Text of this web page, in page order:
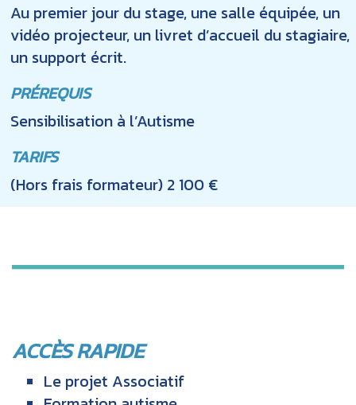
Au premier jour du stage, une salle équipée, un
vidéo projecteur, un livret d’accueil du stagiaire,
un support écrit.
PRÉREQUIS
Sensibilisation à l’Autisme
TARIFS
(Hors frais formateur) 2 100 €
ACCÈS RAPIDE
Le projet Associatif